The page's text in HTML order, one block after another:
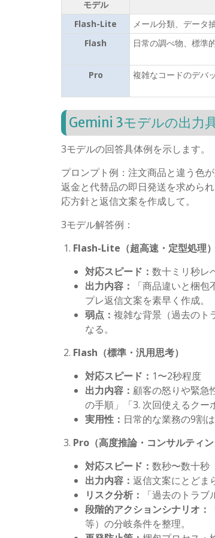
モデル
Flash-Lite
メール分類、データ抽
Flash
日常の調べ物、標準
Pro
複雑なコードのデバ
Gemini 3モデルの出力
3モデルの回答具体例を示します。
プロンプト例：注文商品と違う色
返金と代替品の即日発送を求めら
応方針と返信文案を作成して。
3モデル解答例：
Flash-Lite （超高速・定型処理）
対応スピード： 数十ミリ秒レ
出力内容：
「商品違いと梱
プレ返信文案を素早く作成。
弱点： 複雑な背景（過去のト
なる。
Flash （標準・汎用思考）
対応スピード： 1〜2秒程度
出力内容： 顧客の怒りや緊急
の手順」「3. 次回使えるクー
実用性： 日常的な業務の9割
Pro （高度推論・コンサルティン
対応スピード： 数秒〜数十秒
出力内容： 返信文案にとどま
リスク分析：
「過去のトラ
段階的アクションシナリオ：
等）の分岐条件を整理。